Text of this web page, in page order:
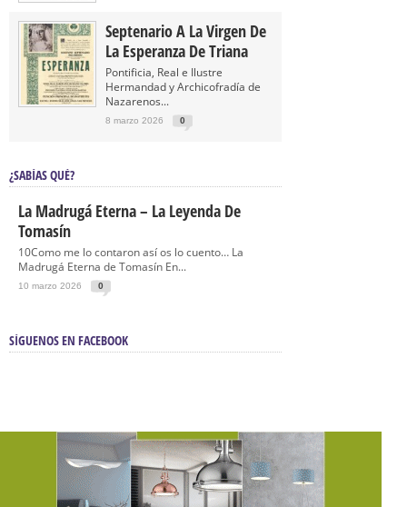
Septenario A La Virgen De
La Esperanza De Triana
Pontificia, Real e Ilustre
Hermandad y Archicofradía de
Nazarenos...
8 marzo 2026 0
¿SABÍAS QUÉ?
La Madrugá Eterna – La Leyenda De
Tomasín
10Como me lo contaron así os lo cuento… La
Madrugá Eterna de Tomasín En...
10 marzo 2026 0
SÍGUENOS EN FACEBOOK